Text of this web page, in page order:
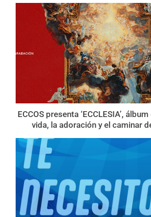
ECCOS presenta ‘ECCLESIA’,
vida, la adoración y el caminar